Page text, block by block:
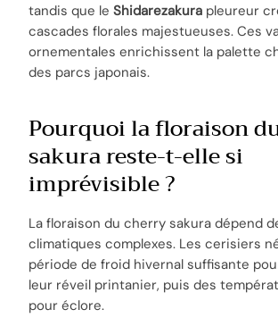
tandis que leShidarezakura pleureur
cascades florales majestueuses. Ces
ornementales enrichissent la palette
des parcs japonais.
Pourquoi la floraison
sakura reste-t-elle si
imprévisible ?
La floraison du cherry sakura dépend
climatiques complexes. Les cerisiers
période de froid hivernal suffisante
leur réveil printanier, puis des
pour éclore.